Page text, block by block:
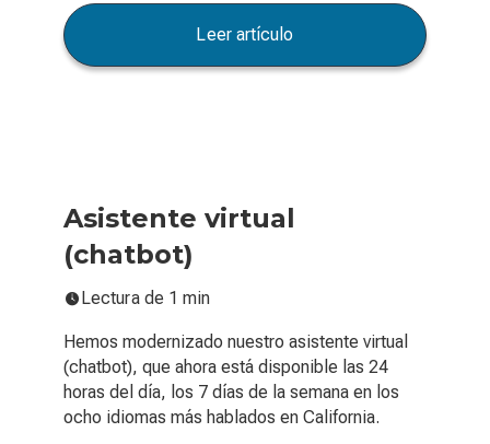
Leer artículo
Asistente virtual
(chatbot)
Lectura de 1 min
Hemos modernizado nuestro asistente virtual
(chatbot), que ahora está disponible las 24
horas del día, los 7 días de la semana en los
ocho idiomas más hablados en California.